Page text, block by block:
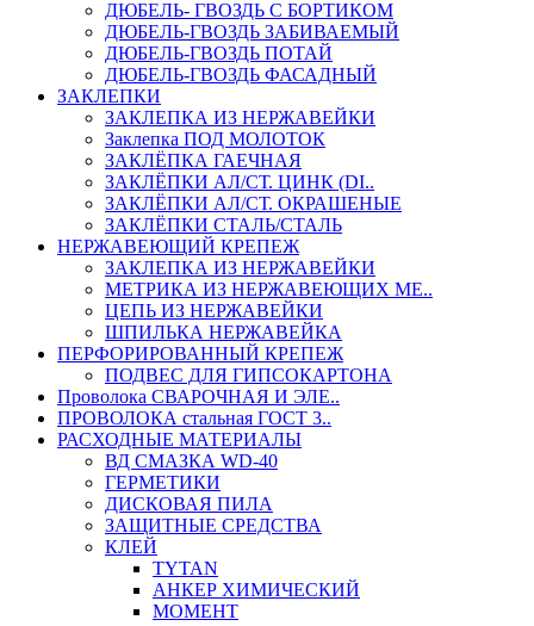
ДЮБЕЛЬ- ГВОЗДЬ С БОРТИКОМ
ДЮБЕЛЬ-ГВОЗДЬ ЗАБИВАЕМЫЙ
ДЮБЕЛЬ-ГВОЗДЬ ПОТАЙ
ДЮБЕЛЬ-ГВОЗДЬ ФАСАДНЫЙ
ЗАКЛЕПКИ
ЗАКЛЕПКА ИЗ НЕРЖАВЕЙКИ
Заклепка ПОД МОЛОТОК
ЗАКЛЁПКА ГАЕЧНАЯ
ЗАКЛЁПКИ АЛ/СТ. ЦИНК (DI..
ЗАКЛЁПКИ АЛ/СТ. ОКРАШЕНЫЕ
ЗАКЛЁПКИ СТАЛЬ/СТАЛЬ
НЕРЖАВЕЮЩИЙ КРЕПЕЖ
ЗАКЛЕПКА ИЗ НЕРЖАВЕЙКИ
МЕТРИКА ИЗ НЕРЖАВЕЮЩИХ МЕ..
ЦЕПЬ ИЗ НЕРЖАВЕЙКИ
ШПИЛЬКА НЕРЖАВЕЙКА
ПЕРФОРИРОВАННЫЙ КРЕПЕЖ
ПОДВЕС ДЛЯ ГИПСОКАРТОНА
Проволока СВАРОЧНАЯ И ЭЛЕ..
ПРОВОЛОКА стальная ГОСТ 3..
РАСХОДНЫЕ МАТЕРИАЛЫ
ВД СМАЗКА WD-40
ГЕРМЕТИКИ
ДИСКОВАЯ ПИЛА
ЗАЩИТНЫЕ СРЕДСТВА
КЛЕЙ
TYTAN
АНКЕР ХИМИЧЕСКИЙ
МОМЕНТ